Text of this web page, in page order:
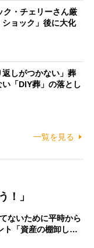
ク・チェリーさん厳
ョック」後に大化
返しがつかない」葬
「DIY葬」の落とし
一覧を見る
！」
ないために平時から
ト「資産の棚卸し…